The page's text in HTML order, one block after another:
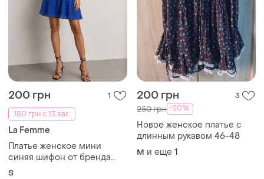
200 грн
1
180 грн с 13 авг.
La Femme
Платье женское мини
синяя шифон от бренда
femme s
S
200 грн 3
250 грн -20%
Новое женское платье с
длинным рукавом 46-48
M и еще 1